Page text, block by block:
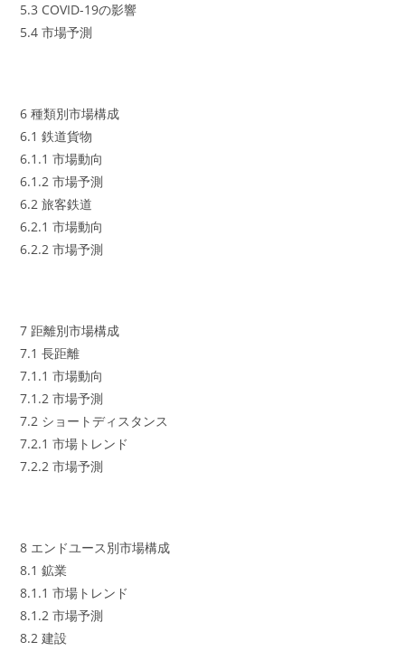
5.3 COVID-19の影響
5.4 市場予測
6 種類別市場構成
6.1 鉄道貨物
6.1.1 市場動向
6.1.2 市場予測
6.2 旅客鉄道
6.2.1 市場動向
6.2.2 市場予測
7 距離別市場構成
7.1 長距離
7.1.1 市場動向
7.1.2 市場予測
7.2 ショートディスタンス
7.2.1 市場トレンド
7.2.2 市場予測
8 エンドユース別市場構成
8.1 鉱業
8.1.1 市場トレンド
8.1.2 市場予測
8.2 建設